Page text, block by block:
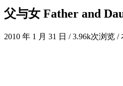
父与女 Father and
2010 年 1 月 31 日 /3.96k次浏览 /